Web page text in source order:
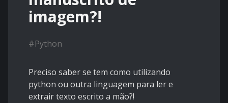
imagem?!
#Python
Preciso saber se tem como utilizando
python ou outra linguagem para ler e
extrair texto escrito a mão?!